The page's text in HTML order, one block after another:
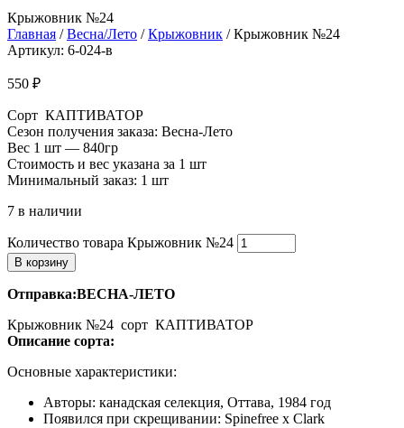
Крыжовник №24
Главная /Весна/Лето /Крыжовник / Крыжовник №24
Артикул: 6-024-в
550 ₽
Сорт КАПТИВАТОР
Сезон получения заказа: Весна-Лето
Вес 1 шт — 840гр
Стоимость и вес указана за 1 шт
Минимальный заказ: 1 шт
7 в наличии
Количество товара Крыжовник №24
В корзину
Отправка:ВЕСНА-ЛЕТО
Крыжовник №24 сорт КАПТИВАТОР
Описание сорта:
Основные характеристики:
Авторы: канадская селекция, Оттава, 1984 год
Появился при скрещивании: Spinefree x Clark